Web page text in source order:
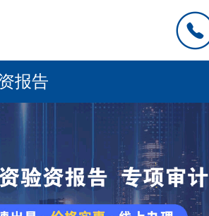
报告